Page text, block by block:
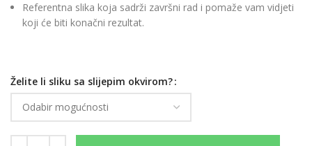
Referentna slika koja sadrži završni rad i pomaže vam vidjeti
koji će biti konačni rezultat.
Želite li sliku sa slijepim okvirom?